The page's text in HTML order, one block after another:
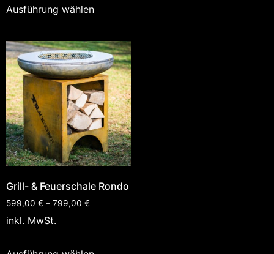
Ausführung wählen
Grill- & Feuerschale Rondo
599,00 € – 799,00 €
inkl. MwSt.